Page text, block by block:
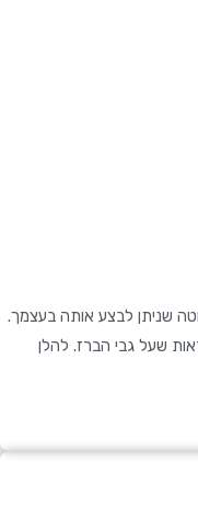
לבצע אותה בעצמך.
גבי הברז. להלן